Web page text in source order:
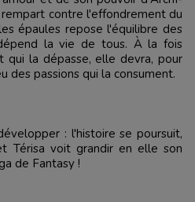
contre l'effondrement du
épaules repose l'équilibre des
la vie de tous. À la fois
qui la dépasse, elle devra, pour
des passions qui la consument.
: l'histoire se poursuit,
Térisa voit grandir en elle son
de Fantasy !